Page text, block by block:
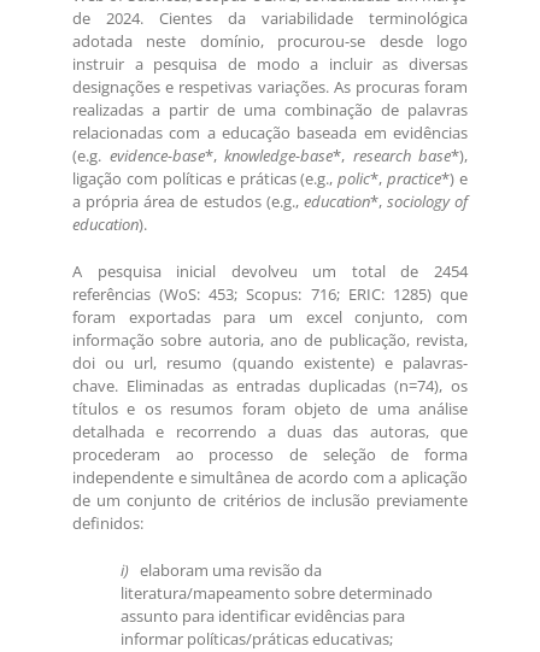
de 2024. Cientes da variabilidade terminológica
adotada neste domínio, procurou-se desde logo
instruir a pesquisa de modo a incluir as diversas
designações e respetivas variações. As procuras foram
realizadas a partir de uma combinação de palavras
relacionadas com a educação baseada em evidências
(e.g. evidence-base*, knowledge-base*, research base*),
ligação com políticas e práticas (e.g.,polic*,practice*) e
a própria área de estudos (e.g., education*, sociology of
education).
A pesquisa inicial devolveu um total de 2454
referências (WoS: 453; Scopus: 716; ERIC: 1285) que
foram exportadas para um excel conjunto, com
informação sobre autoria, ano de publicação, revista,
doi ou url, resumo (quando existente) e palavras-
chave. Eliminadas as entradas duplicadas (n=74), os
títulos e os resumos foram objeto de uma análise
detalhada e recorrendo a duas das autoras, que
procederam ao processo de seleção de forma
independente e simultânea de acordo com a aplicação
de um conjunto de critérios de inclusão previamente
definidos:
i) elaboram uma revisão da
literatura/mapeamento sobre determinado
assunto para identificar evidências para
informar políticas/práticas educativas;